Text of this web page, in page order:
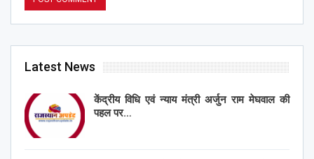
Latest News
केंद्रीय विधि एवं न्याय मंत्री अर्जुन राम मेघवाल की
पहल पर…